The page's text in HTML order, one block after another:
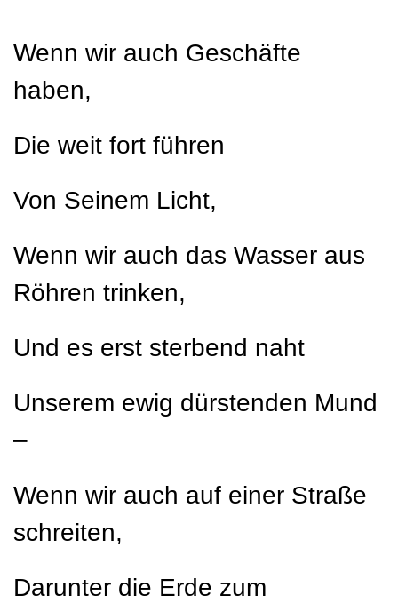
Wenn wir auch Geschäfte
haben,
Die weit fort führen
Von Seinem Licht,
Wenn wir auch das Wasser aus
Röhren trinken,
Und es erst sterbend naht
Unserem ewig dürstenden Mund
–
Wenn wir auch auf einer Straße
schreiten,
Darunter die Erde zum